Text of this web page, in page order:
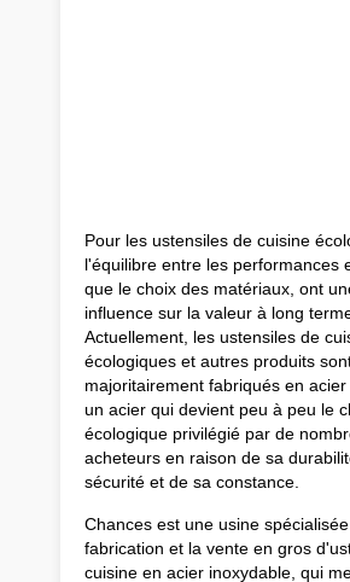
Pour les ustensiles de cuisine
l'équilibre entre les performances
que le choix des matériaux, ont
influence sur la valeur à long
Actuellement, les ustensiles de
écologiques et autres produits
majoritairement fabriqués en acier
un acier qui devient peu à peu le
écologique privilégié par de
acheteurs en raison de sa
sécurité et de sa constance.
Chances est une usine
fabrication et la vente en gros
cuisine en acier inoxydable, qui